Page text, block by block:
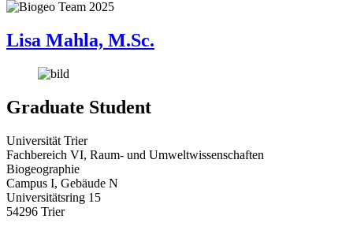
Lisa Mahla, M.Sc.
Graduate Student
Universität Trier
Fachbereich VI, Raum- und Umweltwissenschaften
Biogeographie
Campus I, Gebäude N
Universitätsring 15
54296 Trier